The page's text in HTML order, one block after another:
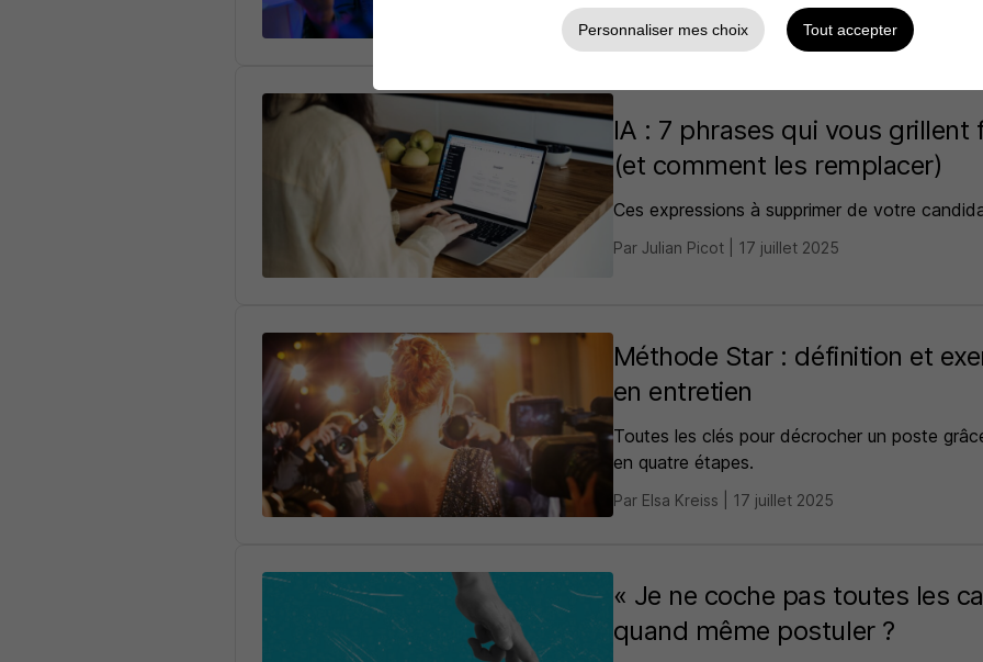
Par Gwendoline Tomas | 22 juillet 2025
IA : 7 phrases qui vous grillent
(et comment les remplacer)
Ces expressions à supprimer de votre
Par Julian Picot | 17 juillet 2025
Méthode Star : définition et
en entretien
Toutes les clés pour décrocher un poste
en quatre étapes.
Par Elsa Kreiss | 17 juillet 2025
« Je ne coche pas toutes les
quand même postuler ?
Personnaliser mes choix Tout accepter